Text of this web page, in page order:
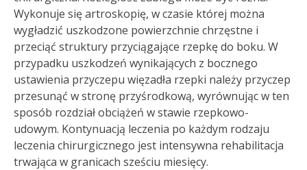
Wykonuje się artroskopię, w czasie której można
wygładzić uszkodzone powierzchnie chrzęstne i
przeciąć struktury przyciągające rzepkę do boku. W
przypadku uszkodzeń wynikających z bocznego
ustawienia przyczepu więzadła rzepki należy przyczep
przesunąć w stronę przyśrodkową, wyrównując w ten
sposób rozdział obciążeń w stawie rzepkowo-
udowym. Kontynuacją leczenia po każdym rodzaju
leczenia chirurgicznego jest intensywna rehabilitacja
trwająca w granicach sześciu miesięcy.